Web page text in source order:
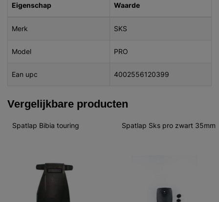
Eigenschap Waarde
Merk SKS
Model PRO
Ean upc 4002556120399
Vergelijkbare producten
Spatlap Bibia touring Spatlap Sks pro zwart 35mm